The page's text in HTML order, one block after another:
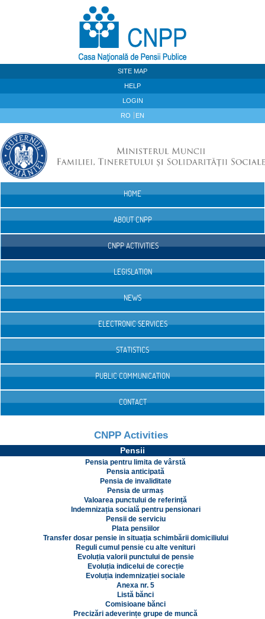
SITE MAP
HELP
LOGIN
RO EN
HOME
ABOUT CNPP
CNPP ACTIVITIES
LEGISLATION
NEWS
ELECTRONIC SERVICES
STATISTICS
PUBLIC COMMUNICATION
CONTACT
CNPP Activities
Pensii
Pensia pentru limita de vârstă
Pensia anticipată
Pensia de invaliditate
Pensia de urmaș
Valoarea punctului de referință
Indemnizația socială pentru pensionari
Pensii de serviciu
Plata pensiilor
Transfer dosar pensie in situația schimbării domiciliului
Reguli cumul pensie cu alte venituri
Evoluția valorii punctului de pensie
Evoluția indicelui de corecție
Evoluția indemnizației sociale
Anexa nr. 5
Listă bănci
Comisioane bănci
Precizări adeverințe grupe de muncă